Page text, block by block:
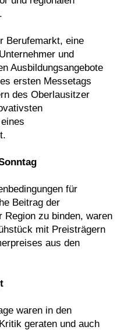
Berufemarkt, eine
und
Ausbildungsangebote
ersten Messetags
des Oberlausitzer
für
Beitrag der
Region zu binden, waren
mit Preisträgern
aus den
waren in den
geraten und auch